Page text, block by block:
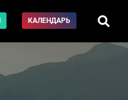
КАЛЕНДАРЬ